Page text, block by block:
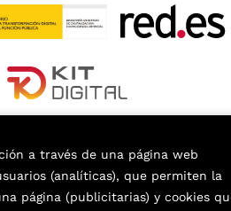
a través de una página web
(analíticas), que permiten la
página (publicitarias) y cookies